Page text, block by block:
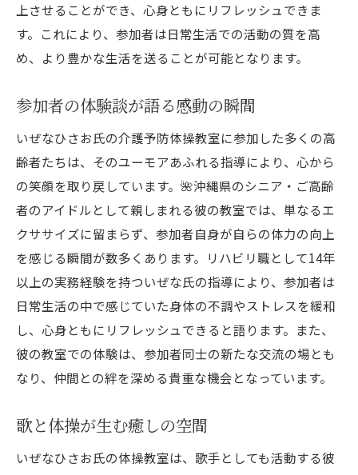
上させることができ、心身ともにリフレッシュできま
す。これにより、参加者は日常生活での活動の質を高
め、より豊かな生活を送ることが可能となります。
参加者の体験談が語る感動の瞬間
いぜなひさお氏の介護予防体操教室に参加した多くの高
齢者たちは、そのユーモアあふれる指導により、心から
の笑顔を取り戻しています。🌺沖縄県のシニア・ご高齢
者のアイドルとして親しまれる彼の教室では、単なるエ
クササイズに留まらず、参加者自身が自らの体力の向上
を感じる瞬間が数多くあります。リハビリ職として14年
以上の実務経験を持ついぜな氏の指導により、参加者は
日常生活の中で感じていた身体の不調やストレスを緩和
し、心身ともにリフレッシュできると語ります。また、
彼の教室での体験は、参加者同士の新たな交流の場とも
なり、仲間との絆を深める貴重な機会となっています。
歌と体操が生む癒しの空間
いぜなひさお氏の体操教室は、歌手としても活動する彼